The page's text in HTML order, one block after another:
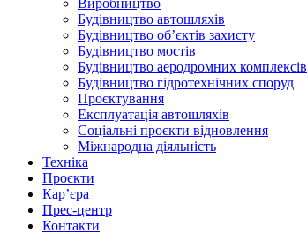
Виробництво
Будівництво автошляхів
Будівництво обʼєктів захисту
Будівництво мостів
Будівництво аеродромних комплексів
Будівництво гідротехнічних споруд
Проєктування
Експлуатація автошляхів
Соціальні проєкти відновлення
Міжнародна діяльність
Техніка
Проєкти
Кар’єра
Прес-центр
Контакти